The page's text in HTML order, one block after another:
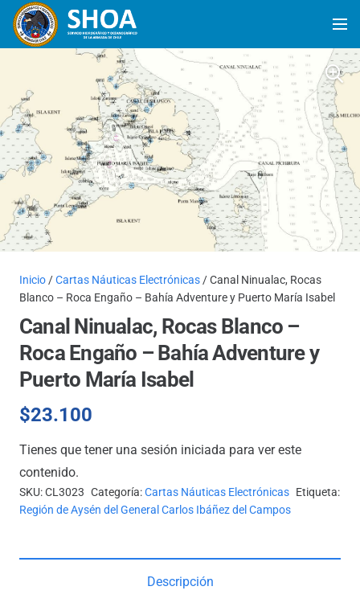
Inicio /Cartas Náuticas Electrónicas / Canal Ninualac, Rocas
Blanco – Roca Engaño – Bahía Adventure y Puerto María Isabel
Canal Ninualac, Rocas Blanco –
Roca Engaño – Bahía Adventure y
Puerto María Isabel
$23.100
Tienes que tener una sesión iniciada para ver este
contenido.
SKU:CL3023 Categoría:Cartas Náuticas Electrónicas Etiqueta:
Región de Aysén del General Carlos Ibáñez del Campos
Descripción